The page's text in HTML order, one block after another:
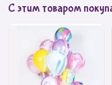
С этим товаром